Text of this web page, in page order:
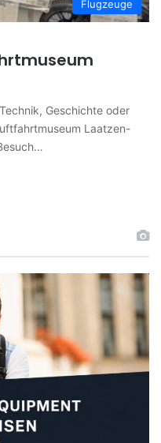
Flugzeuge
Geschichte oder
Laatzen-